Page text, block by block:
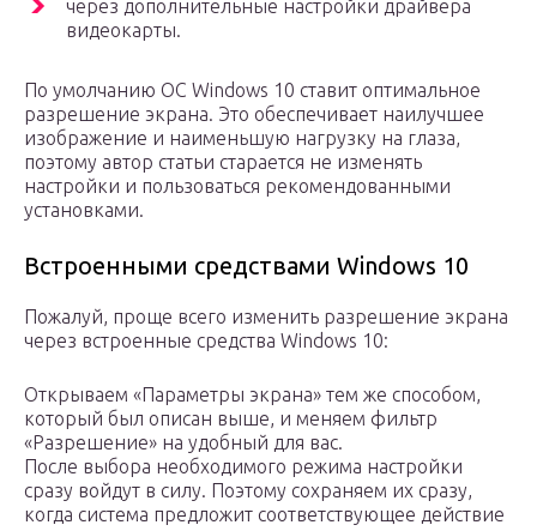
через дополнительные настройки драйвера
видеокарты.
По умолчанию ОС Windows 10 ставит оптимальное
разрешение экрана. Это обеспечивает наилучшее
изображение и наименьшую нагрузку на глаза,
поэтому автор статьи старается не изменять
настройки и пользоваться рекомендованными
установками.
Встроенными средствами Windows 10
Пожалуй, проще всего изменить разрешение экрана
через встроенные средства Windows 10:
Открываем «Параметры экрана» тем же способом,
который был описан выше, и меняем фильтр
«Разрешение» на удобный для вас.
После выбора необходимого режима настройки
сразу войдут в силу. Поэтому сохраняем их сразу,
когда система предложит соответствующее действие